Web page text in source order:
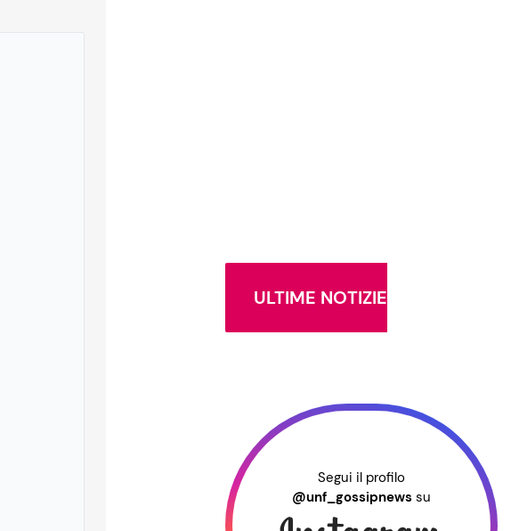
ULTIME NOTIZIE
Segui il profilo
@unf_gossipnews su